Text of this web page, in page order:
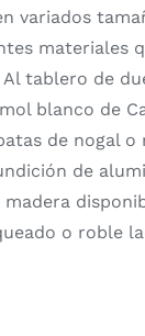
variados
materiales
tablero de
blanco de
de nogal o
de
o roble